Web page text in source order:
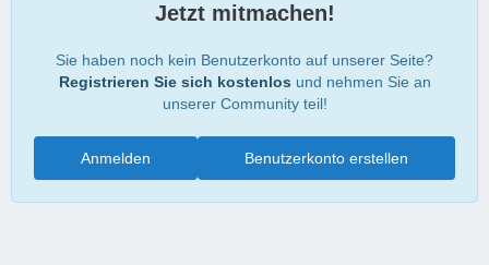
Jetzt mitmachen!
Sie haben noch kein Benutzerkonto auf unserer Seite?
Registrieren Sie sich kostenlos und nehmen Sie an
unserer Community teil!
Benutzerkonto erstellen
Anmelden